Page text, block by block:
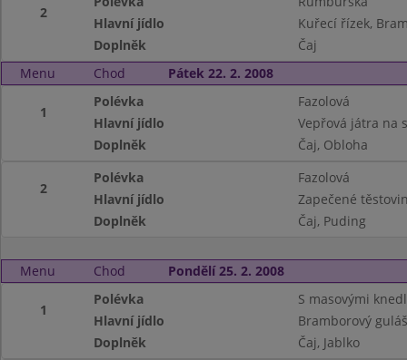
2
Hlavní jídlo
Kuřecí řízek,
Doplněk
Čaj
Menu
Chod Pátek 22. 2. 2008
1
Polévka
Fazolová
Hlavní jídlo
Vepřová játra na
Doplněk
Čaj, Obloha
2
Polévka
Fazolová
Hlavní jídlo
Zapečené
Doplněk
Čaj, Puding
Menu Chod Pondělí 25. 2. 2008
1
Polévka
S masovými
Hlavní jídlo
Bramborový
Doplněk
Čaj, Jablko